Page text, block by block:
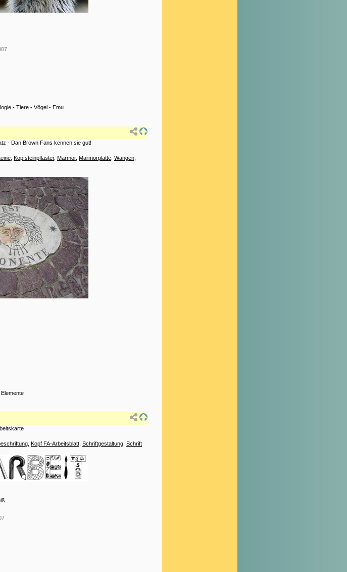
- Tiere - Vögel - Emu
- Dan Brown Fans kennen sie gut!
Kopfsteinpflaster, Marmor, Marmorplatte Wangen
Elemente
Kopf FA-Arbeitsblatt Schriftgestaltung Schrift